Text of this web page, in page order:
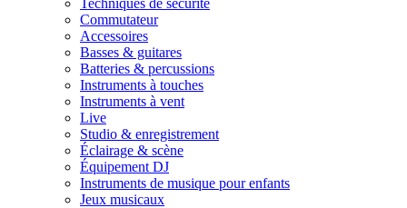
Techniques de sécurité
Commutateur
Accessoires
Basses & guitares
Batteries & percussions
Instruments à touches
Instruments à vent
Live
Studio & enregistrement
Éclairage & scène
Équipement DJ
Instruments de musique pour enfants
Jeux musicaux